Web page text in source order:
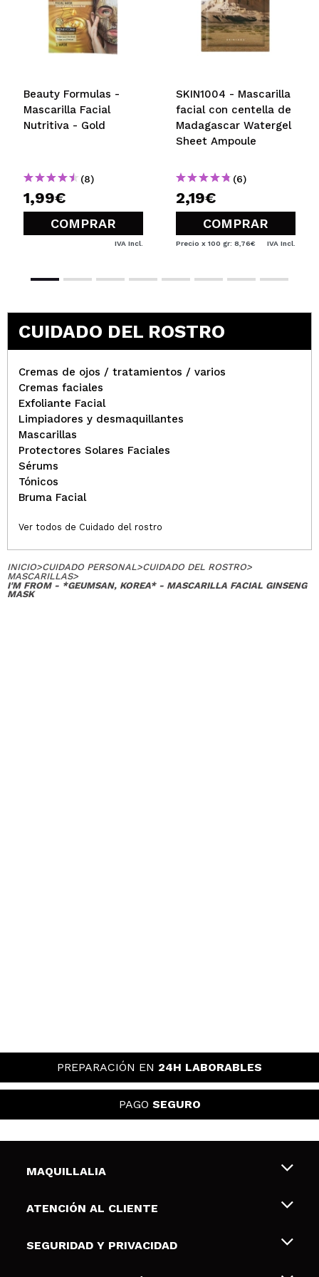
¿Recomendarías su compra? Si No
5/5
Beauty Formulas -
Mascarilla Facial
Nutritiva - Gold
(8)
1,99€
COMPRAR
IVA Incl.
SKIN1004 - Mascarilla
facial con centella de
Madagascar Watergel
Sheet Ampoule
(6)
2,19€
COMPRAR
Precio x 100 gr: 8,76€ IVA Incl.
CUIDADO DEL ROSTRO
Cremas de ojos / tratamientos / varios
Cremas faciales
Exfoliante Facial
Limpiadores y desmaquillantes
Mascarillas
Protectores Solares Faciales
Sérums
Tónicos
Bruma Facial
Ver todos de Cuidado del rostro
INICIO>CUIDADO PERSONAL>CUIDADO DEL ROSTRO>
MASCARILLAS>
I'M FROM - *GEUMSAN, KOREA* - MASCARILLA FACIAL GINSENG
MASK
PREPARACIÓN EN 24H LABORABLES
PAGO SEGURO
MAQUILLALIA
Sobre nosotros
Tarjetas de Regalo
ATENCIÓN AL CLIENTE
Envíos y devoluciones
SEGURIDAD Y PRIVACIDAD